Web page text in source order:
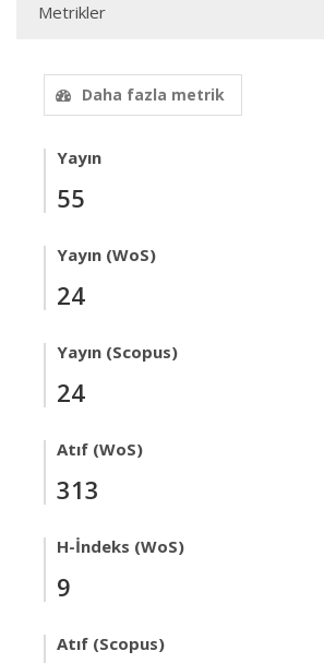
Metrikler
Daha fazla metrik
Yayın
55
Yayın (WoS)
24
Yayın (Scopus)
24
Atıf (WoS)
313
H-İndeks (WoS)
9
Atıf (Scopus)